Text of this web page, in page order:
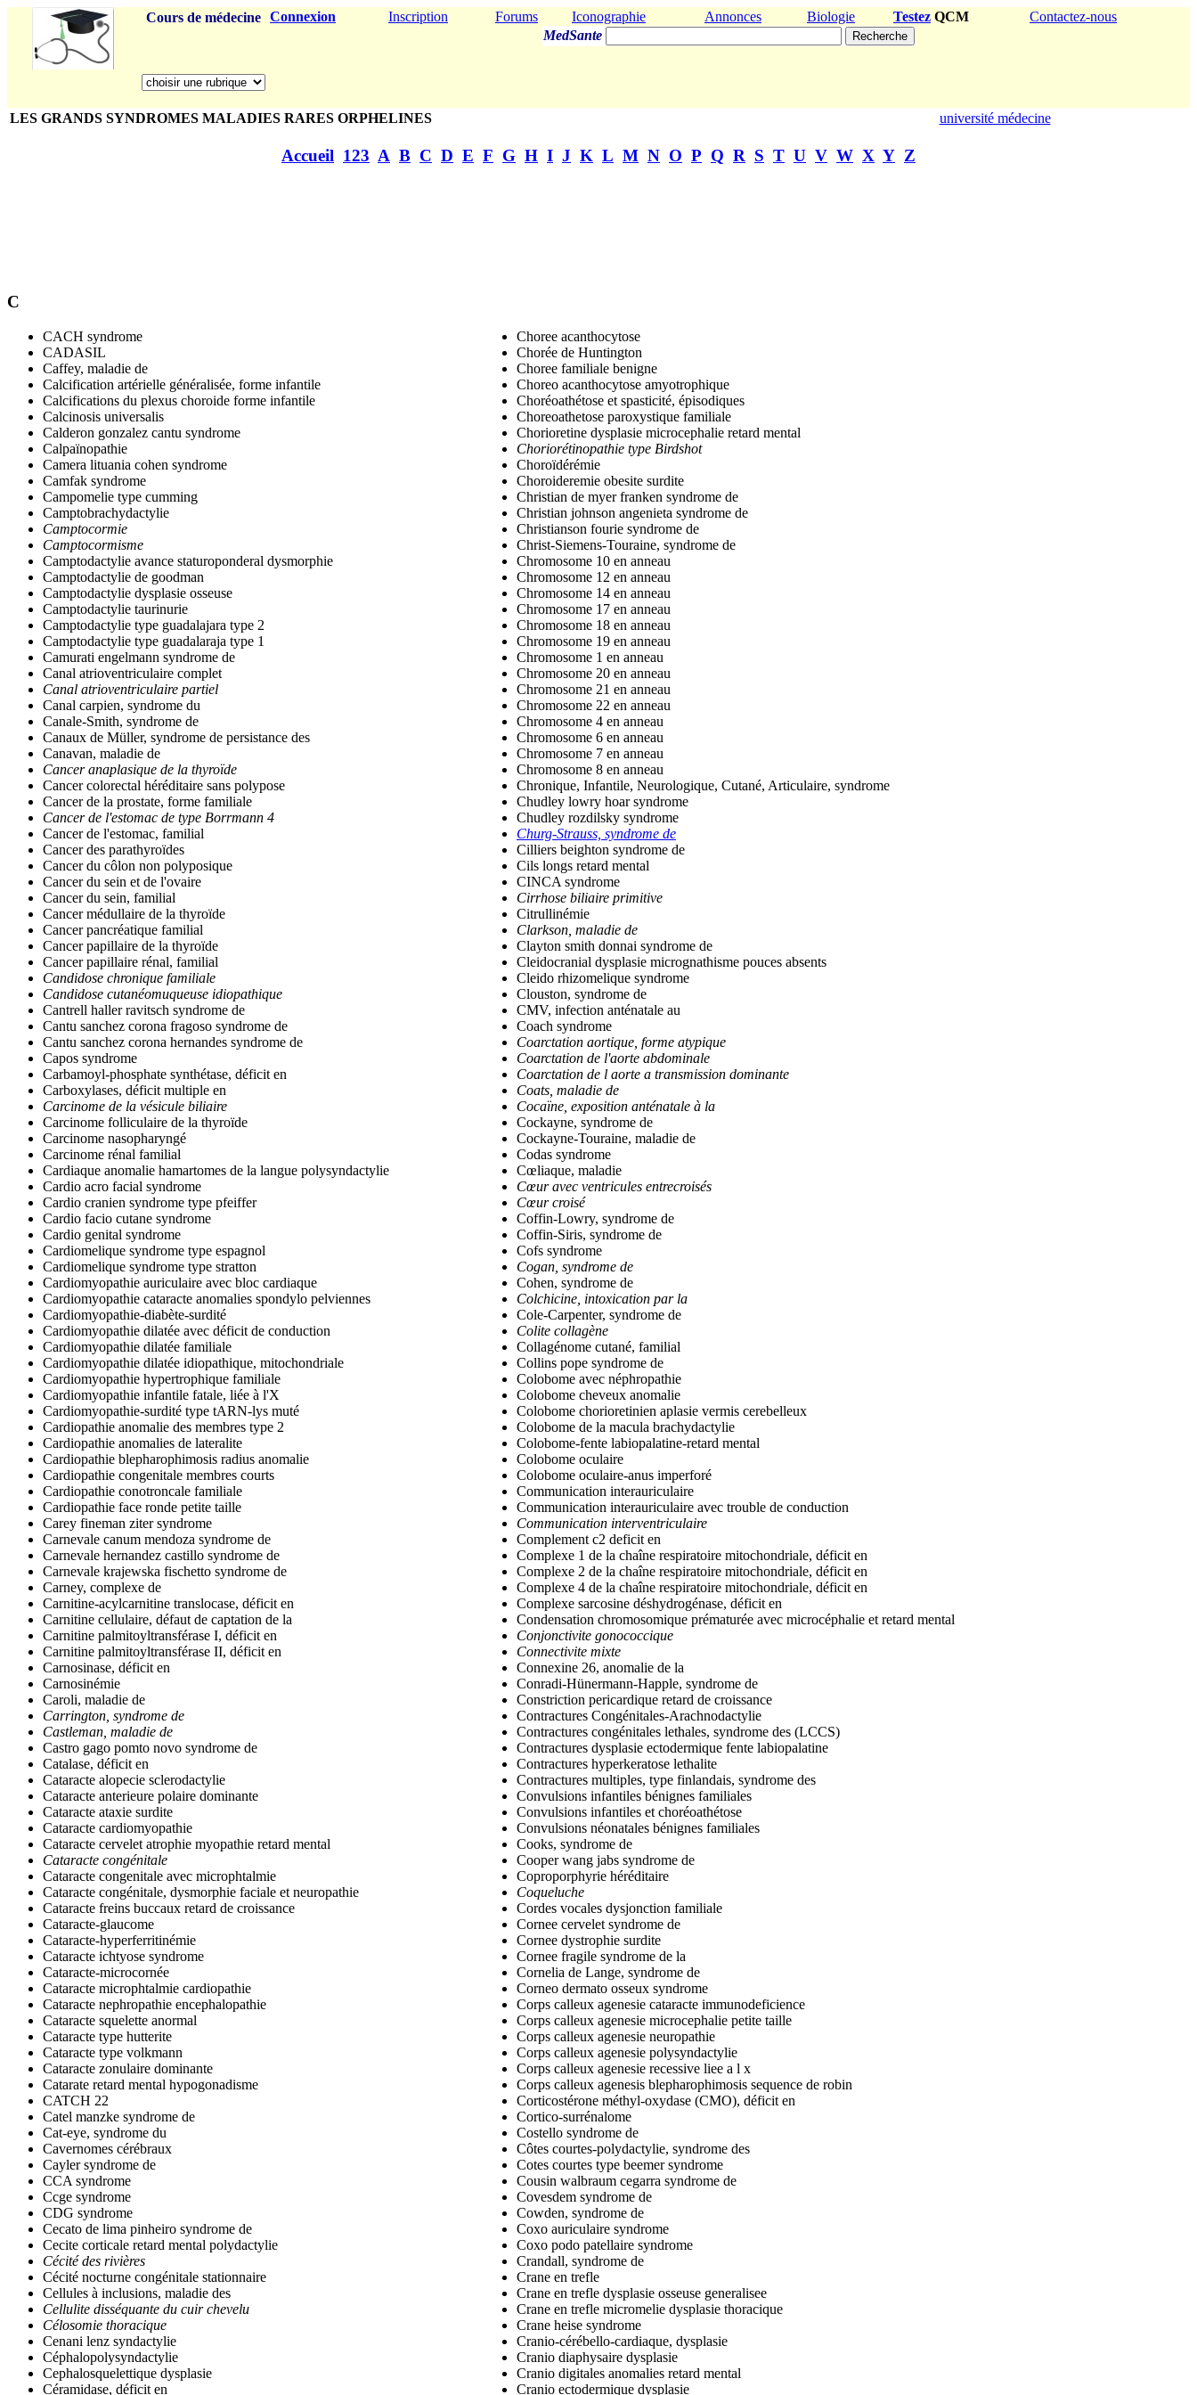
Cours de médecine Connexion Inscription Forums Iconographie Annonces Biologie Testez QCM
Contactez-nous
MedSante
LES GRANDS SYNDROMES MALADIES RARES ORPHELINES université médecine
Accueil 123 A B C D E F G H I J K L M N O P Q R S T U V W X Y Z
C
CACH syndrome
CADASIL
Caffey, maladie de
Calcification artérielle généralisée, forme infantile
Calcifications du plexus choroide forme infantile
Calcinosis universalis
Calderon gonzalez cantu syndrome
Calpaïnopathie
Camera lituania cohen syndrome
Camfak syndrome
Campomelie type cumming
Camptobrachydactylie
Camptocormie
Camptocormisme
Camptodactylie avance staturoponderal dysmorphie
Camptodactylie de goodman
Camptodactylie dysplasie osseuse
Camptodactylie taurinurie
Camptodactylie type guadalajara type 2
Camptodactylie type guadalaraja type 1
Camurati engelmann syndrome de
Canal atrioventriculaire complet
Canal atrioventriculaire partiel
Canal carpien, syndrome du
Canale-Smith, syndrome de
Canaux de Müller, syndrome de persistance des
Canavan, maladie de
Cancer anaplasique de la thyroïde
Cancer colorectal héréditaire sans polypose
Cancer de la prostate, forme familiale
Cancer de l'estomac de type Borrmann 4
Cancer de l'estomac, familial
Cancer des parathyroïdes
Cancer du côlon non polyposique
Cancer du sein et de l'ovaire
Cancer du sein, familial
Cancer médullaire de la thyroïde
Cancer pancréatique familial
Cancer papillaire de la thyroïde
Cancer papillaire rénal, familial
Candidose chronique familiale
Candidose cutanéomuqueuse idiopathique
Cantrell haller ravitsch syndrome de
Cantu sanchez corona fragoso syndrome de
Cantu sanchez corona hernandes syndrome de
Capos syndrome
Carbamoyl-phosphate synthétase, déficit en
Carboxylases, déficit multiple en
Carcinome de la vésicule biliaire
Carcinome folliculaire de la thyroïde
Carcinome nasopharyngé
Carcinome rénal familial
Cardiaque anomalie hamartomes de la langue polysyndactylie
Cardio acro facial syndrome
Cardio cranien syndrome type pfeiffer
Cardio facio cutane syndrome
Cardio genital syndrome
Cardiomelique syndrome type espagnol
Cardiomelique syndrome type stratton
Cardiomyopathie auriculaire avec bloc cardiaque
Cardiomyopathie cataracte anomalies spondylo pelviennes
Cardiomyopathie-diabète-surdité
Cardiomyopathie dilatée avec déficit de conduction
Cardiomyopathie dilatée familiale
Cardiomyopathie dilatée idiopathique, mitochondriale
Cardiomyopathie hypertrophique familiale
Cardiomyopathie infantile fatale, liée à l'X
Cardiomyopathie-surdité type tARN-lys muté
Cardiopathie anomalie des membres type 2
Cardiopathie anomalies de lateralite
Cardiopathie blepharophimosis radius anomalie
Cardiopathie congenitale membres courts
Cardiopathie conotroncale familiale
Cardiopathie face ronde petite taille
Carey fineman ziter syndrome
Carnevale canum mendoza syndrome de
Carnevale hernandez castillo syndrome de
Carnevale krajewska fischetto syndrome de
Carney, complexe de
Carnitine-acylcarnitine translocase, déficit en
Carnitine cellulaire, défaut de captation de la
Carnitine palmitoyltransférase I, déficit en
Carnitine palmitoyltransférase II, déficit en
Carnosinase, déficit en
Carnosinémie
Caroli, maladie de
Carrington, syndrome de
Castleman, maladie de
Castro gago pomto novo syndrome de
Catalase, déficit en
Cataracte alopecie sclerodactylie
Cataracte anterieure polaire dominante
Cataracte ataxie surdite
Cataracte cardiomyopathie
Cataracte cervelet atrophie myopathie retard mental
Cataracte congénitale
Cataracte congenitale avec microphtalmie
Cataracte congénitale, dysmorphie faciale et neuropathie
Cataracte freins buccaux retard de croissance
Cataracte-glaucome
Cataracte-hyperferritinémie
Cataracte ichtyose syndrome
Cataracte-microcornée
Cataracte microphtalmie cardiopathie
Cataracte nephropathie encephalopathie
Cataracte squelette anormal
Cataracte type hutterite
Cataracte type volkmann
Cataracte zonulaire dominante
Catarate retard mental hypogonadisme
CATCH 22
Catel manzke syndrome de
Cat-eye, syndrome du
Cavernomes cérébraux
Cayler syndrome de
CCA syndrome
Ccge syndrome
CDG syndrome
Cecato de lima pinheiro syndrome de
Cecite corticale retard mental polydactylie
Cécité des rivières
Cécité nocturne congénitale stationnaire
Cellules à inclusions, maladie des
Cellulite disséquante du cuir chevelu
Célosomie thoracique
Cenani lenz syndactylie
Céphalopolysyndactylie
Cephalosquelettique dysplasie
Céramidase, déficit en
Choree acanthocytose
Chorée de Huntington
Choree familiale benigne
Choreo acanthocytose amyotrophique
Choréoathétose et spasticité, épisodiques
Choreoathetose paroxystique familiale
Chorioretine dysplasie microcephalie retard mental
Choriorétinopathie type Birdshot
Choroïdérémie
Choroideremie obesite surdite
Christian de myer franken syndrome de
Christian johnson angenieta syndrome de
Christianson fourie syndrome de
Christ-Siemens-Touraine, syndrome de
Chromosome 10 en anneau
Chromosome 12 en anneau
Chromosome 14 en anneau
Chromosome 17 en anneau
Chromosome 18 en anneau
Chromosome 19 en anneau
Chromosome 1 en anneau
Chromosome 20 en anneau
Chromosome 21 en anneau
Chromosome 22 en anneau
Chromosome 4 en anneau
Chromosome 6 en anneau
Chromosome 7 en anneau
Chromosome 8 en anneau
Chronique, Infantile, Neurologique, Cutané, Articulaire, syndrome
Chudley lowry hoar syndrome
Chudley rozdilsky syndrome
Churg-Strauss, syndrome de
Cilliers beighton syndrome de
Cils longs retard mental
CINCA syndrome
Cirrhose biliaire primitive
Citrullinémie
Clarkson, maladie de
Clayton smith donnai syndrome de
Cleidocranial dysplasie micrognathisme pouces absents
Cleido rhizomelique syndrome
Clouston, syndrome de
CMV, infection anténatale au
Coach syndrome
Coarctation aortique, forme atypique
Coarctation de l'aorte abdominale
Coarctation de l aorte a transmission dominante
Coats, maladie de
Cocaïne, exposition anténatale à la
Cockayne, syndrome de
Cockayne-Touraine, maladie de
Codas syndrome
Cœliaque, maladie
Cœur avec ventricules entrecroisés
Cœur croisé
Coffin-Lowry, syndrome de
Coffin-Siris, syndrome de
Cofs syndrome
Cogan, syndrome de
Cohen, syndrome de
Colchicine, intoxication par la
Cole-Carpenter, syndrome de
Colite collagène
Collagénome cutané, familial
Collins pope syndrome de
Colobome avec néphropathie
Colobome cheveux anomalie
Colobome chorioretinien aplasie vermis cerebelleux
Colobome de la macula brachydactylie
Colobome-fente labiopalatine-retard mental
Colobome oculaire
Colobome oculaire-anus imperforé
Communication interauriculaire
Communication interauriculaire avec trouble de conduction
Communication interventriculaire
Complement c2 deficit en
Complexe 1 de la chaîne respiratoire mitochondriale, déficit en
Complexe 2 de la chaîne respiratoire mitochondriale, déficit en
Complexe 4 de la chaîne respiratoire mitochondriale, déficit en
Complexe sarcosine déshydrogénase, déficit en
Condensation chromosomique prématurée avec microcéphalie et retard mental
Conjonctivite gonococcique
Connectivite mixte
Connexine 26, anomalie de la
Conradi-Hünermann-Happle, syndrome de
Constriction pericardique retard de croissance
Contractures Congénitales-Arachnodactylie
Contractures congénitales lethales, syndrome des (LCCS)
Contractures dysplasie ectodermique fente labiopalatine
Contractures hyperkeratose lethalite
Contractures multiples, type finlandais, syndrome des
Convulsions infantiles bénignes familiales
Convulsions infantiles et choréoathétose
Convulsions néonatales bénignes familiales
Cooks, syndrome de
Cooper wang jabs syndrome de
Coproporphyrie héréditaire
Coqueluche
Cordes vocales dysjonction familiale
Cornee cervelet syndrome de
Cornee dystrophie surdite
Cornee fragile syndrome de la
Cornelia de Lange, syndrome de
Corneo dermato osseux syndrome
Corps calleux agenesie cataracte immunodeficience
Corps calleux agenesie microcephalie petite taille
Corps calleux agenesie neuropathie
Corps calleux agenesie polysyndactylie
Corps calleux agenesie recessive liee a l x
Corps calleux agenesis blepharophimosis sequence de robin
Corticostérone méthyl-oxydase (CMO), déficit en
Cortico-surrénalome
Costello syndrome de
Côtes courtes-polydactylie, syndrome des
Cotes courtes type beemer syndrome
Cousin walbraum cegarra syndrome de
Covesdem syndrome de
Cowden, syndrome de
Coxo auriculaire syndrome
Coxo podo patellaire syndrome
Crandall, syndrome de
Crane en trefle
Crane en trefle dysplasie osseuse generalisee
Crane en trefle micromelie dysplasie thoracique
Crane heise syndrome
Cranio-cérébello-cardiaque, dysplasie
Cranio diaphysaire dysplasie
Cranio digitales anomalies retard mental
Cranio ectodermique dysplasie